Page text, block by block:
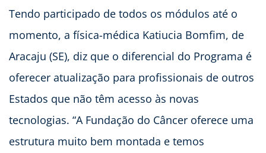
Tendo participado de todos os módulos até o
momento, a física-médica Katiucia Bomfim, de
Aracaju (SE), diz que o diferencial do Programa é
oferecer atualização para profissionais de outros
Estados que não têm acesso às novas
tecnologias. “A Fundação do Câncer oferece uma
estrutura muito bem montada e temos